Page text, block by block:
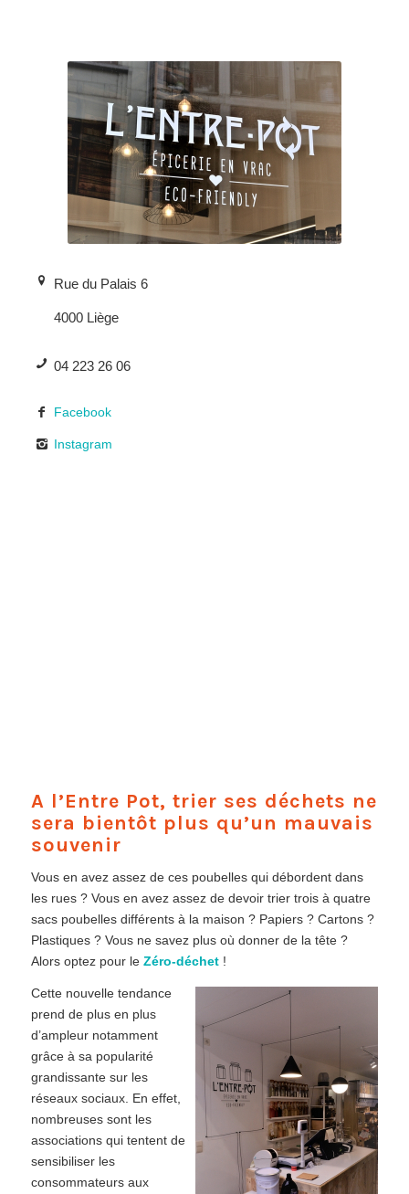
Rue du Palais 6
4000 Liège
04 223 26 06
Facebook
Instagram
A l’Entre Pot, trier ses déchets ne
sera bientôt plus qu’un mauvais
souvenir
Vous en avez assez de ces poubelles qui débordent dans
les rues ? Vous en avez assez de devoir trier trois à quatre
sacs poubelles différents à la maison ? Papiers ? Cartons ?
Plastiques ? Vous ne savez plus où donner de la tête ?
Alors optez pour le Zéro-déchet!
Cette nouvelle tendance
prend de plus en plus
d’ampleur notamment
grâce à sa popularité
grandissante sur les
réseaux sociaux. En effet,
nombreuses sont les
associations qui tentent de
sensibiliser les
consommateurs aux